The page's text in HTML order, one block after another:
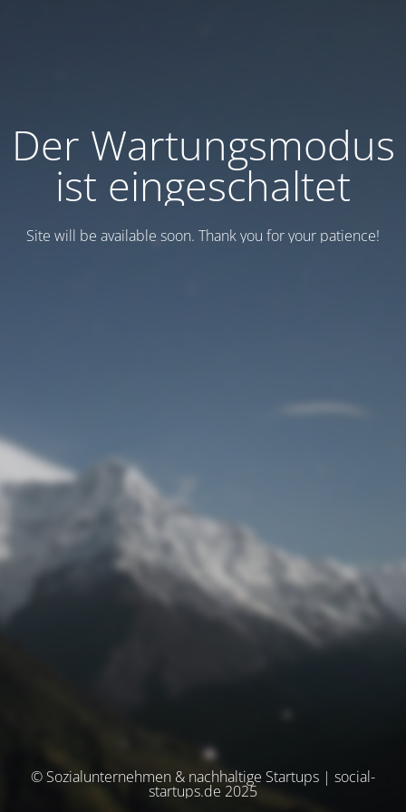
Der Wartungsmodus
ist eingeschaltet
Site will be available soon. Thank you for your patience!
© Sozialunternehmen & nachhaltige Startups | social-
startups.de 2025